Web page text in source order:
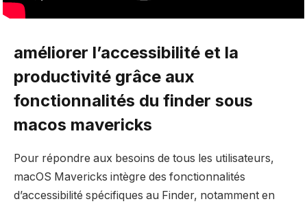
améliorer l’accessibilité et la
productivité grâce aux
fonctionnalités du finder sous
macos mavericks
Pour répondre aux besoins de tous les utilisateurs,
macOS Mavericks intègre des fonctionnalités
d’accessibilité spécifiques au Finder, notamment en